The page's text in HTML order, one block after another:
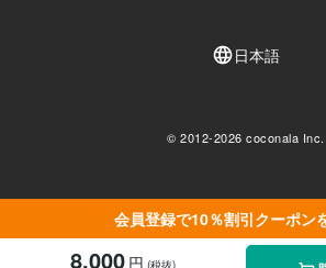
会員登録で10％割引クーポン
8,000 円 (税抜)